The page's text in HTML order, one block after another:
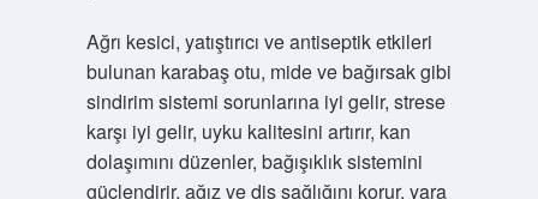
Ağrı kesici, yatıştırıcı ve antiseptik etkileri
bulunan karabaş otu, mide ve bağırsak gibi
sindirim sistemi sorunlarına iyi gelir, strese
karşı iyi gelir, uyku kalitesini artırır, kan
dolaşımını düzenler, bağışıklık sistemini
güçlendirir, ağız ve diş sağlığını korur, yara